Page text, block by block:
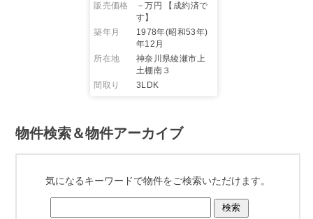
販売価格 －万円
【成約済で
す】
築年月
1978年(昭和53年)
年12月
所在地
神奈川県綾瀬市上
土棚南３
間取り
3LDK
物件検索＆物件アーカイブ
気になるキーワードで物件をご検索いただけます。